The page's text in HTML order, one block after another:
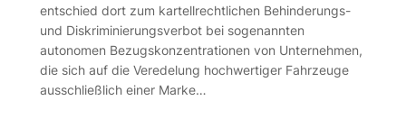
entschied dort zum kartellrechtlichen Behinderungs-
und Diskriminierungsverbot bei sogenannten
autonomen Bezugskonzentrationen von Unternehmen,
die sich auf die Veredelung hochwertiger Fahrzeuge
ausschließlich einer Marke…